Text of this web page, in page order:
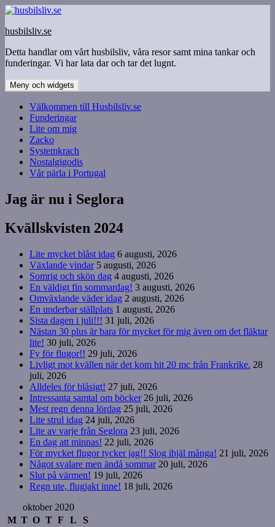
Hoppa
innehåll
husbilsliv.se
Detta handlar om vårt husbilsliv, våra resor samt mina tankar och
funderingar. Vi har lata dar och tar det lugnt.
Meny och widgets
Välkommen till Husbilsliv.se
Funderingar
Lite om mig
Zacko
Systemkrach
Nostalgigodis
Vår pärla i Portugal
Jag är nu i Seglora
Kvällskvisten 2024
Lite mycket blåst idag 6 augusti, 2026
Växlande vindar 5 augusti, 2026
Somrig och skön dag 4 augusti, 2026
En väldigt fin sommardag! 3 augusti, 2026
Omväxlande väder idag 2 augusti, 2026
En underbar ställplats 1 augusti, 2026
Sista dagen i juli!!! 31 juli, 2026
Nästan 30 plus är bara för mycket för mig även om det fläktar
lite! 30 juli, 2026
Fy för flugor!! 29 juli, 2026
Livligt mot kvällen när det kom hit 20 mc från Frankrike. 28
juli, 2026
Alldeles för blåsigt! 27 juli, 2026
Intressanta samtal om böcker 26 juli, 2026
Mest regn denna lördag 25 juli, 2026
Lite strul idag 24 juli, 2026
Lite av varje från Seglora 23 juli, 2026
En dag att minnas! 22 juli, 2026
För mycket flugor tycker jag!! Slog ihjäl många! 21 juli, 2026
Något svalare men ändå sommar 20 juli, 2026
Slut på värmen! 19 juli, 2026
Regn ute, flugjakt inne! 18 juli, 2026
oktober 2020
M T O T F L
S